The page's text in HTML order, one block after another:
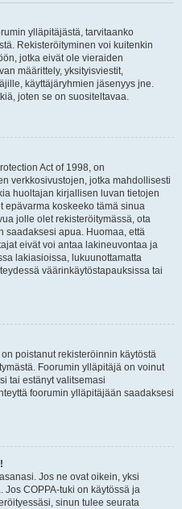
ylläpitäjästä, tarvitaanko
Rekisteröityminen voi kuitenkin
jotka eivät ole vieraiden
määrittely, yksityisviestit,
käyttäjäryhmien jäsenyys jne.
joten se on suositeltavaa.
Act of 1998, on
verkkosivustojen, jotka mahdollisesti
huoltajan kirjallisen luvan tietojen
epävarma koskeeko tämä sinua
jolle olet rekisteröitymässä, ota
saadaksesi apua. Huomaa, että
eivät voi antaa lakineuvontaa ja
lakiasioissa, lukuunottamatta
väärinkäytöstapauksissa tai
poistanut rekisteröinnin käytöstä
Foorumin ylläpitäjä on voinut
tai estänyt valitsemasi
foorumin ylläpitäjään saadaksesi
Jos ne ovat oikein, yksi
Jos COPPA-tuki on käytössä ja
sinun tulee seurata